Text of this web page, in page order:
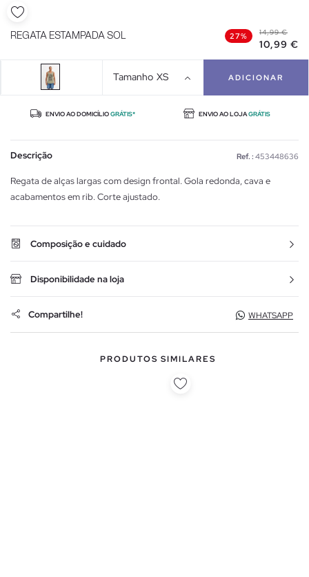
REGATA ESTAMPADA SOL 27% 14,99 €
10,99 €
Tamanho XS ADICIONAR
ENVIO AO DOMICÍLIOGRÁTIS* ENVIO AO LOJAGRÁTIS
Descrição Ref. : 453448636
Regata de alças largas com design frontal. Gola redonda, cava e
acabamentos em rib. Corte ajustado.
Composição e cuidado
Disponibilidade na loja
Compartilhe! WHATSAPP
PRODUTOS SIMILARES